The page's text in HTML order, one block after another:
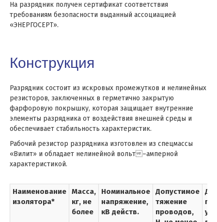
На разрядник получен сертификат соответствия
требованиям безопасности выданный ассоциацией
«ЭНЕРГОСЕРТ».
Конструкция
Разрядник состоит из искровых промежутков и нелинейных
резисторов, заключенных в герметично закрытую
фарфоровую покрышку, которая защищает внутренние
элементы разрядника от воздействия внешней среды и
обеспечивает стабильность характеристик.
Рабочий резистор разрядника изготовлен из спецмассы
«Вилит» и обладает нелинейной вольт–амперной
характеристикой.
Наименование
изолятора*
Масса,
кг, не
более
Номинальное
напряжение,
кВ действ.
Допустимое
тяжение
проводов,